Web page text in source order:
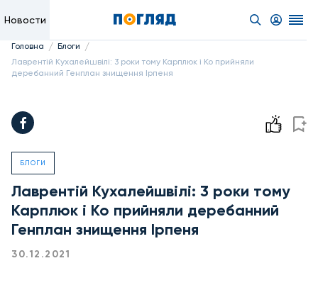
Новости
Головна / Блоги /
Лаврентій Кухалейшвілі: 3 роки тому Карплюк і Ко прийняли
деребанний Генплан знищення Ірпеня
БЛОГИ
Лаврентій Кухалейшвілі: 3 роки тому
Карплюк і Ко прийняли деребанний
Генплан знищення Ірпеня
30.12.2021